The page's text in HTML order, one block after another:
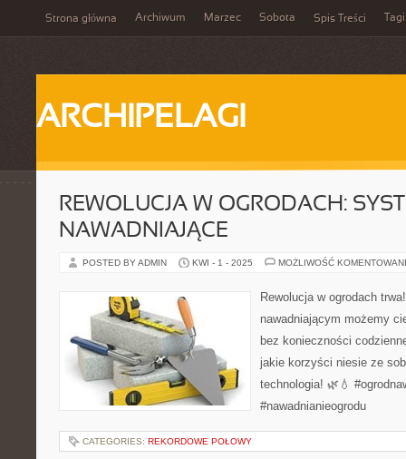
Strona główna Archiwum Marzec Sobota Spis Treści Tagi
ARCHIPELAGI
REWOLUCJA W OGRODACH:
NAWADNIAJĄCE
POSTED BY ADMIN KWI - 1 - 2025 MOŻLIWOŚĆ
Rewolucja w ogrodach
nawadniającym możemy
bez konieczności
jakie korzyści niesie ze
technologia! 🌿💧
#nawadnianieogrodu
CATEGORIES: REKORDOWE POŁOWY